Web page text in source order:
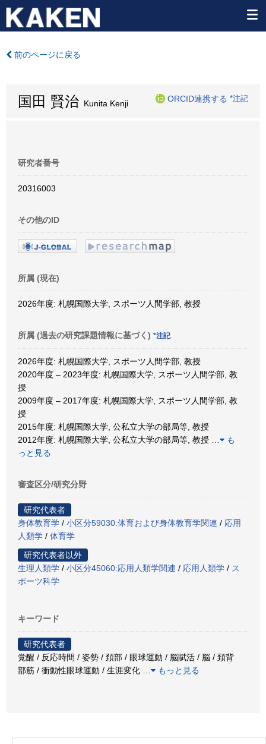
前のページに戻る
国田 賢治 Kunita Kenji
ORCID連携する *注記
研究者番号
20316003
その他のID
所属 (現在)
2026年度: 札幌国際大学, スポーツ人間学部, 教授
所属 (過去の研究課題情報に基づく) *注記
2026年度: 札幌国際大学, スポーツ人間学部, 教授
2020年度 – 2023年度: 札幌国際大学, スポーツ人間学部, 教
授
2009年度 – 2017年度: 札幌国際大学, スポーツ人間学部, 教
授
2015年度: 札幌国際大学, 公私立大学の部局等, 教授
2012年度: 札幌国際大学, 公私立大学の部局等, 教授
も
っと見る
審査区分/研究分野
研究代表者
身体教育学 / 小区分59030:体育および身体教育学関連 / 応用
人類学 / 体育学
研究代表者以外
生理人類学 / 小区分45060:応用人類学関連 / 応用人類学 / ス
ポーツ科学
キーワード
研究代表者
覚醒 / 反応時間 / 姿勢 / 頚部 / 眼球運動 / 脳賦活 / 脳 / 頚背
部筋 / 衝動性眼球運動 / 生涯変化
もっと見る